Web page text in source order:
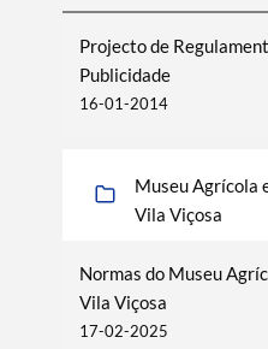
Projecto de
Publicidade
16-01-2014
Museu Agrícola
Vila Viçosa
Normas do Museu
Vila Viçosa
17-02-2025